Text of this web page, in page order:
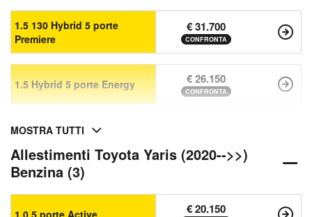
1.5 130 Hybrid 5 porte
Premiere
€ 31.700
CONFRONTA
1.5 Hybrid 5 porte Energy € 26.150
CONFRONTA
MOSTRA TUTTI
Allestimenti Toyota Yaris (2020-->>)
Benzina (3)
€ 20.150